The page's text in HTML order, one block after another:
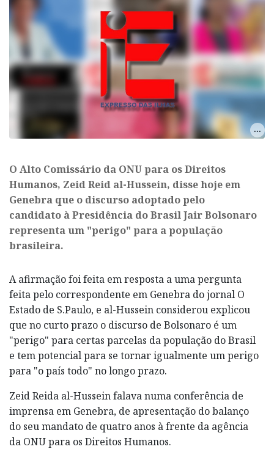
O Alto Comissário da ONU para os Direitos
Humanos, Zeid Reid al-Hussein, disse hoje em
Genebra que o discurso adoptado pelo
candidato à Presidência do Brasil Jair Bolsonaro
representa um "perigo" para a população
brasileira.
A afirmação foi feita em resposta a uma pergunta
feita pelo correspondente em Genebra do jornal O
Estado de S.Paulo, e al-Hussein considerou explicou
que no curto prazo o discurso de Bolsonaro é um
"perigo" para certas parcelas da população do Brasil
e tem potencial para se tornar igualmente um perigo
para "o país todo" no longo prazo.
Zeid Reida al-Hussein falava numa conferência de
imprensa em Genebra, de apresentação do balanço
do seu mandato de quatro anos à frente da agência
da ONU para os Direitos Humanos.